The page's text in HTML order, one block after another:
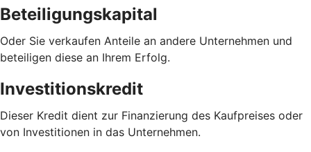
Beteiligungskapital
Oder Sie verkaufen Anteile an andere Unternehmen und
beteiligen diese an Ihrem Erfolg.
Investitionskredit
Dieser Kredit dient zur Finanzierung des Kaufpreises oder
von Investitionen in das Unternehmen.